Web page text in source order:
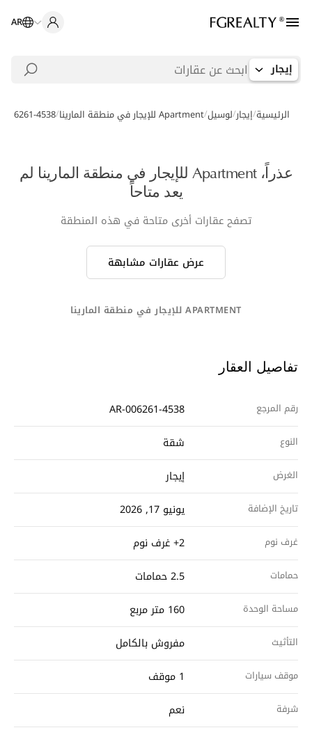
AR
إيجار
الرئيسية/إيجار/لوسيل/Apartment للإيجار في منطقة المارينا /
006261-4538
عذراً، Apartment للإيجار في منطقة المارينا لم
يعد متاحاً
تصفح عقارات أخرى متاحة في هذه المنطقة
عرض عقارات مشابهة
APARTMENT للإيجار في منطقة المارينا
تفاصيل العقار
رقم المرجع AR-006261-4538
النوع شقة
الغرض إيجار
تاريخ الإضافة يونيو 17, 2026
غرف نوم 2+ غرف نوم
حمامات 2.5 حمامات
مساحة الوحدة 160 متر مربع
التأثيث مفروش بالكامل
موقف سيارات 1 موقف
شرفة نعم